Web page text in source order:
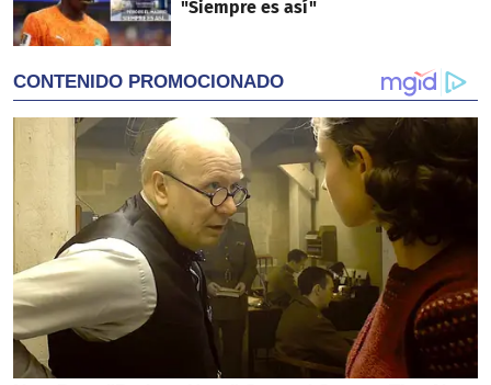
"Siempre es así"